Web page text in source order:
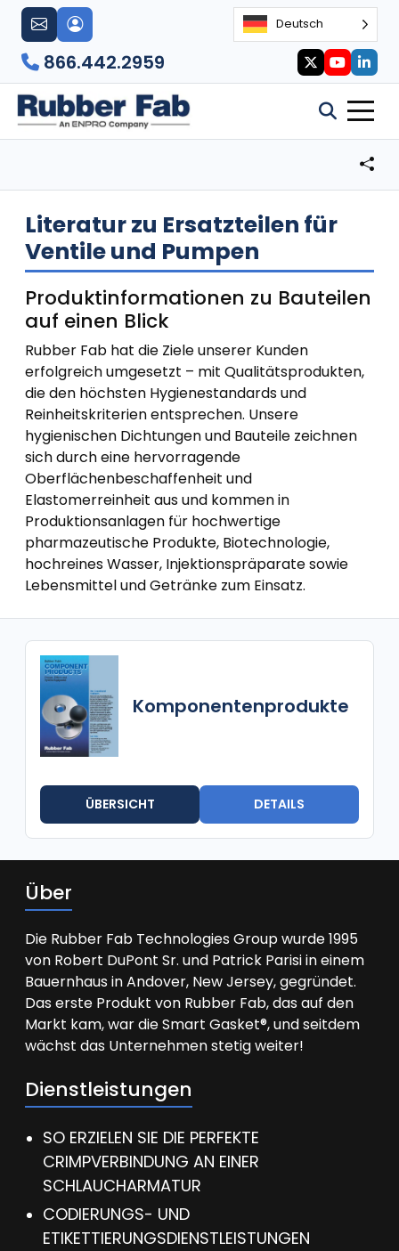
Deutsch
866.442.2959
Literatur zu Ersatzteilen für
Ventile und Pumpen
Produktinformationen zu Bauteilen
auf einen Blick
Rubber Fab hat die Ziele unserer Kunden
erfolgreich umgesetzt – mit Qualitätsprodukten,
die den höchsten Hygienestandards und
Reinheitskriterien entsprechen. Unsere
hygienischen Dichtungen und Bauteile zeichnen
sich durch eine hervorragende
Oberflächenbeschaffenheit und
Elastomerreinheit aus und kommen in
Produktionsanlagen für hochwertige
pharmazeutische Produkte, Biotechnologie,
hochreines Wasser, Injektionspräparate sowie
Lebensmittel und Getränke zum Einsatz.
Komponentenprodukte
ÜBERSICHT DETAILS
Über
Die Rubber Fab Technologies Group wurde 1995
von Robert DuPont Sr. und Patrick Parisi in einem
Bauernhaus in Andover, New Jersey, gegründet.
Das erste Produkt von Rubber Fab, das auf den
Markt kam, war die Smart Gasket®, und seitdem
wächst das Unternehmen stetig weiter!
Dienstleistungen
SO ERZIELEN SIE DIE PERFEKTE
CRIMPVERBINDUNG AN EINER
SCHLAUCHARMATUR
CODIERUNGS- UND
ETIKETTIERUNGSDIENSTLEISTUNGEN